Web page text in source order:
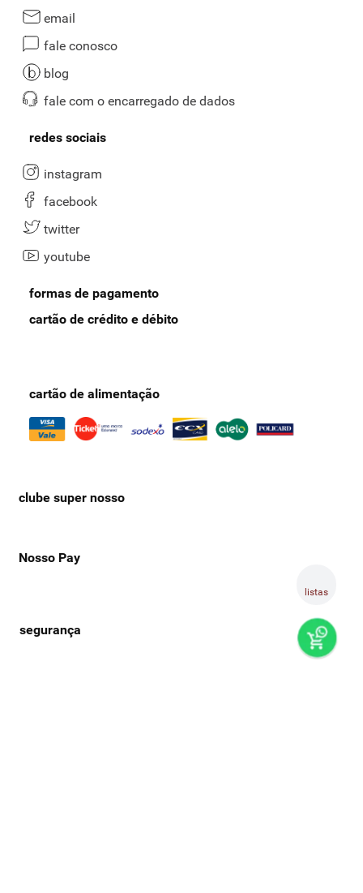
listas
email
fale conosco
blog
fale com o encarregado de dados
redes sociais
instagram
facebook
twitter
youtube
formas de pagamento
cartão de crédito e débito
cartão de alimentação
clube super nosso
Nosso Pay